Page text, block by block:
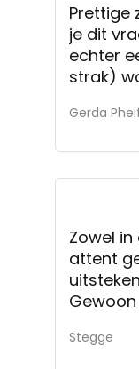
Prettige
je dit
echter
strak)
Gerda
Zowel
attent
Stegge